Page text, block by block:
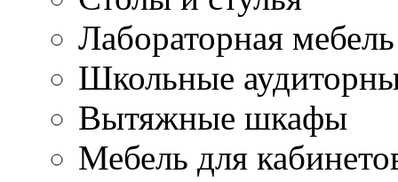
Лабораторная мебель
Школьные
Вытяжные шкафы
Мебель для